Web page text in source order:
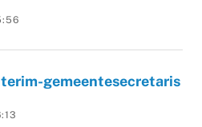
gemeentesecretaris